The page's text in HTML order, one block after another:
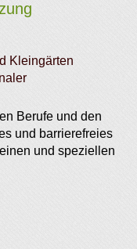
Kleingärten
Berufe und den
und barrierefreies
und speziellen